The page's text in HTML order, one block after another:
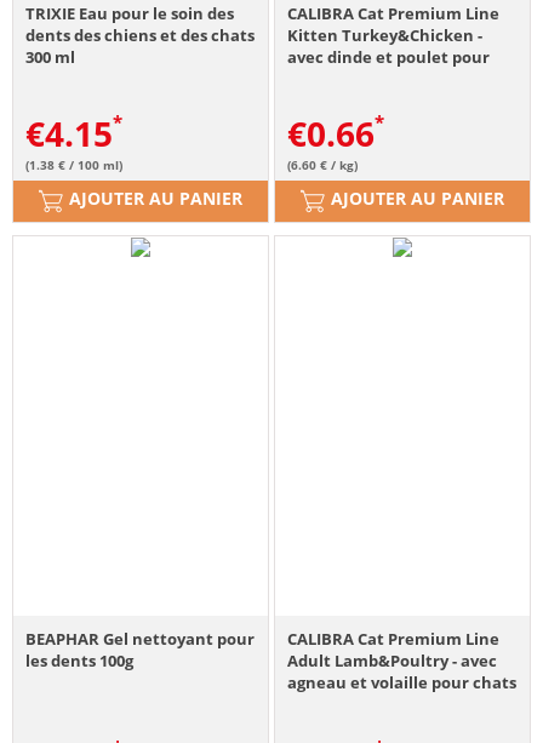
TRIXIE Eau pour le soin des
dents des chiens et des chats
300 ml
€4.15
(1.38 € / 100 ml)
AJOUTER AU PANIER
CALIBRA Cat Premium Line
Kitten Turkey&Chicken -
avec dinde et poulet pour
€0.66
(6.60 € / kg)
AJOUTER AU PANIER
BEAPHAR Gel nettoyant pour
les dents 100g
CALIBRA Cat Premium Line
Adult Lamb&Poultry - avec
agneau et volaille pour chats